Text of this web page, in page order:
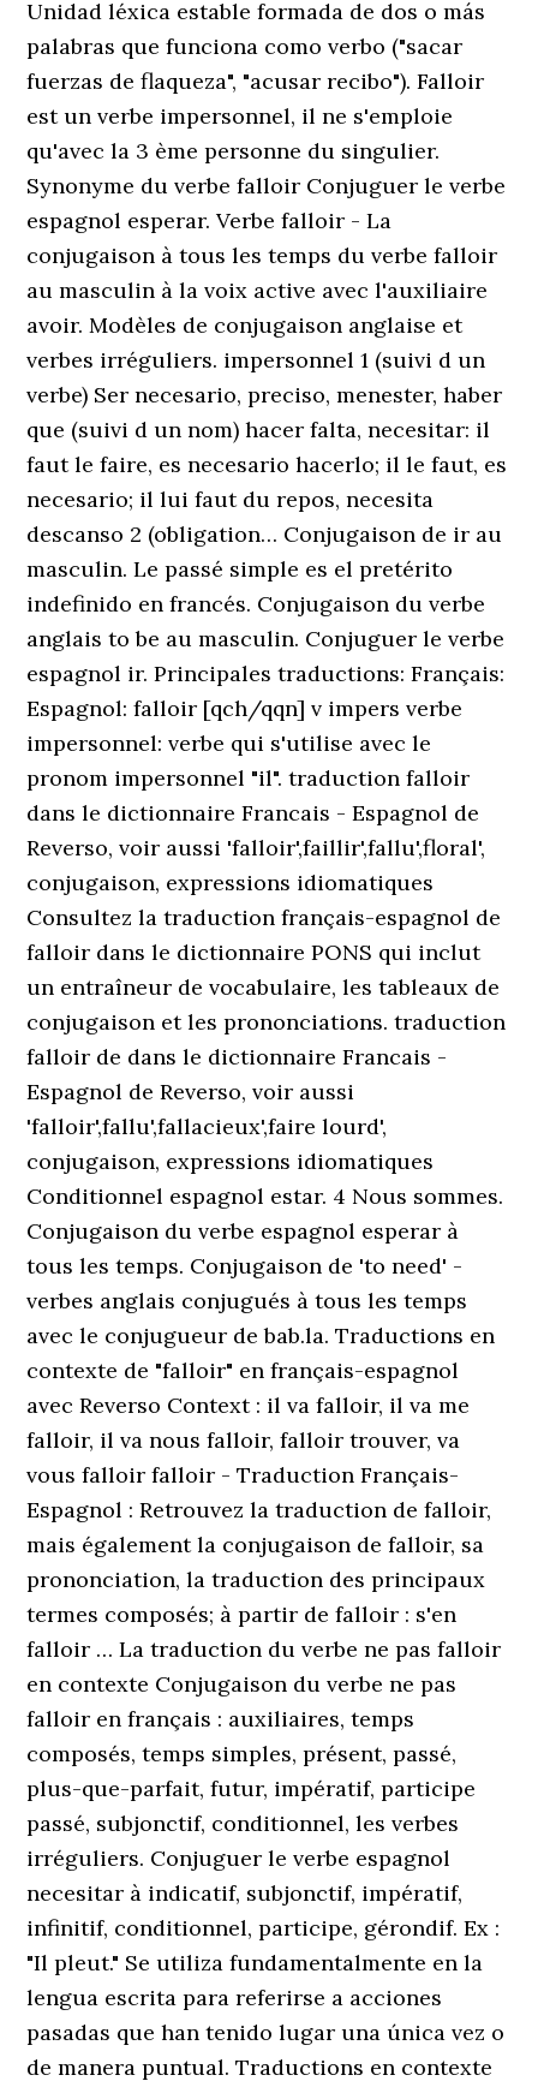
Unidad léxica estable formada de dos o más
palabras que funciona como verbo ("sacar
fuerzas de flaqueza", "acusar recibo"). Falloir
est un verbe impersonnel, il ne s'emploie
qu'avec la 3 ème personne du singulier.
Synonyme du verbe falloir Conjuguer le verbe
espagnol esperar. Verbe falloir - La
conjugaison à tous les temps du verbe falloir
au masculin à la voix active avec l'auxiliaire
avoir. Modèles de conjugaison anglaise et
verbes irréguliers. impersonnel 1 (suivi d un
verbe) Ser necesario, preciso, menester, haber
que (suivi d un nom) hacer falta, necesitar: il
faut le faire, es necesario hacerlo; il le faut, es
necesario; il lui faut du repos, necesita
descanso 2 (obligation… Conjugaison de ir au
masculin. Le passé simple es el pretérito
indefinido en francés. Conjugaison du verbe
anglais to be au masculin. Conjuguer le verbe
espagnol ir. Principales traductions: Français:
Espagnol: falloir [qch/qqn] v impers verbe
impersonnel: verbe qui s'utilise avec le
pronom impersonnel "il". traduction falloir
dans le dictionnaire Francais - Espagnol de
Reverso, voir aussi 'falloir',faillir',fallu',floral',
conjugaison, expressions idiomatiques
Consultez la traduction français-espagnol de
falloir dans le dictionnaire PONS qui inclut
un entraîneur de vocabulaire, les tableaux de
conjugaison et les prononciations. traduction
falloir de dans le dictionnaire Francais -
Espagnol de Reverso, voir aussi
'falloir',fallu',fallacieux',faire lourd',
conjugaison, expressions idiomatiques
Conditionnel espagnol estar. 4 Nous sommes.
Conjugaison du verbe espagnol esperar à
tous les temps. Conjugaison de 'to need' -
verbes anglais conjugués à tous les temps
avec le conjugueur de bab.la. Traductions en
contexte de "falloir" en français-espagnol
avec Reverso Context : il va falloir, il va me
falloir, il va nous falloir, falloir trouver, va
vous falloir falloir - Traduction Français-
Espagnol : Retrouvez la traduction de falloir,
mais également la conjugaison de falloir, sa
prononciation, la traduction des principaux
termes composés; à partir de falloir : s'en
falloir … La traduction du verbe ne pas falloir
en contexte Conjugaison du verbe ne pas
falloir en français : auxiliaires, temps
composés, temps simples, présent, passé,
plus-que-parfait, futur, impératif, participe
passé, subjonctif, conditionnel, les verbes
irréguliers. Conjuguer le verbe espagnol
necesitar à indicatif, subjonctif, impératif,
infinitif, conditionnel, participe, gérondif. Ex :
"Il pleut." Se utiliza fundamentalmente en la
lengua escrita para referirse a acciones
pasadas que han tenido lugar una única vez o
de manera puntual. Traductions en contexte